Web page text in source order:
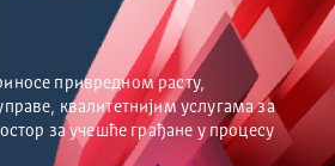
привредном расту,
квалитетнијим услугама за
за учешће грађане у процесу